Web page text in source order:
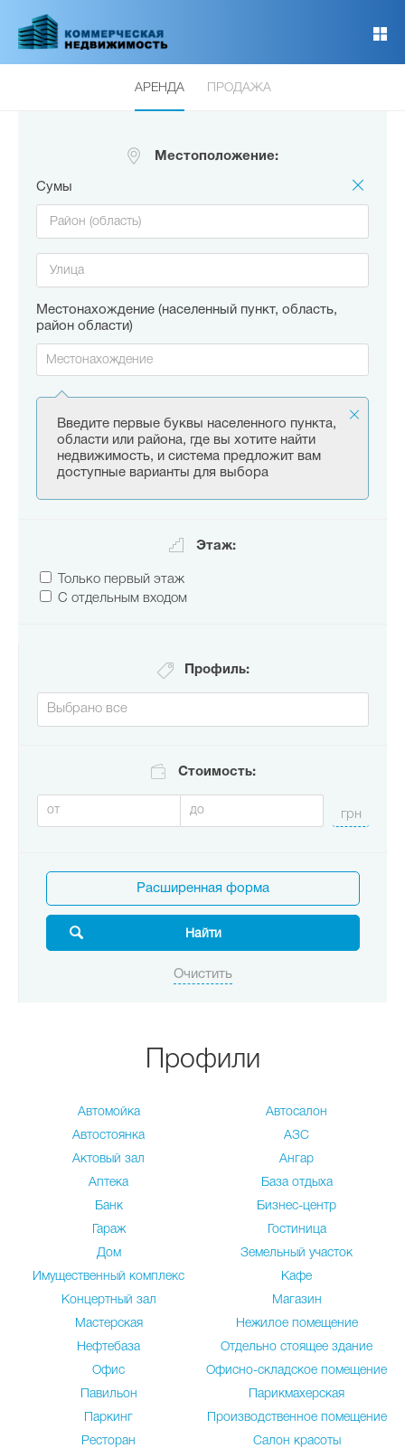
основному
АРЕНДА ПРОДАЖА
Местоположение:
Сумы
Местонахождение (населенный пункт, область,
район области)
Введите первые буквы населенного пункта,
области или района, где вы хотите найти
недвижимость, и система предложит вам
доступные варианты для выбора
Этаж:
Только первый этаж
С отдельным входом
Профиль:
Стоимость:
Расширенная форма
Профили
Автомойка
Автосалон
Автостоянка
АЗС
Актовый зал
Ангар
Аптека
База отдыха
Банк
Бизнес-центр
Гараж
Гостиница
Дом
Земельный участок
Имущественный комплекс
Кафе
Концертный зал
Магазин
Мастерская
Нежилое помещение
Нефтебаза
Отдельно стоящее здание
Офис
Офисно-складское помещение
Павильон
Парикмахерская
Паркинг
Производственное помещение
Ресторан
Салон красоты